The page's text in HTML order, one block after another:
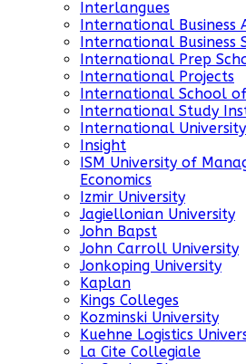
Interlangues
International Business
International Business
International Prep
International Projects
International School
International Study
International
Insight
ISM University of
Economics
Izmir University
Jagiellonian University
John Bapst
John Carroll University
Jonkoping University
Kaplan
Kings Colleges
Kozminski University
Kuehne Logistics
La Cite Collegiale